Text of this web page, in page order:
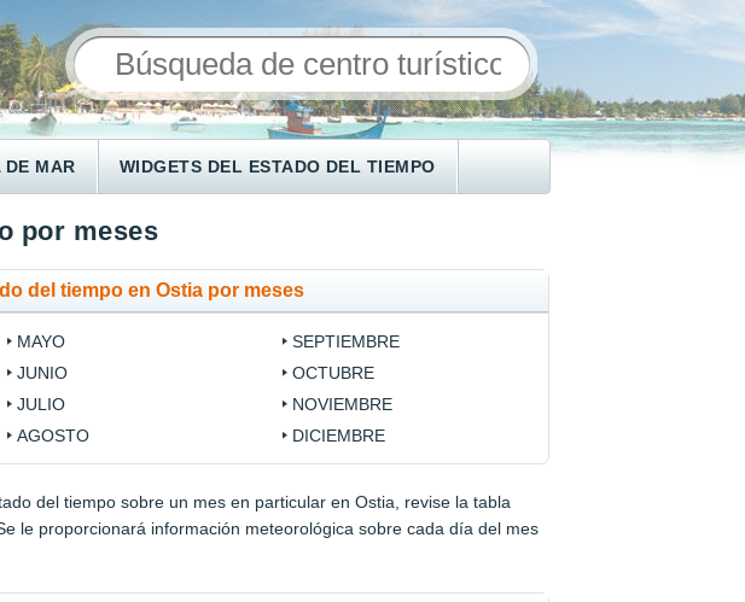
DE MAR WIDGETS DEL ESTADO DEL TIEMPO
por meses
del tiempo en Ostia por meses
MAYO
JUNIO
JULIO
AGOSTO
SEPTIEMBRE
OCTUBRE
NOVIEMBRE
DICIEMBRE
del tiempo sobre un mes en particular en Ostia, revise la tabla
le proporcionará información meteorológica sobre cada día del mes